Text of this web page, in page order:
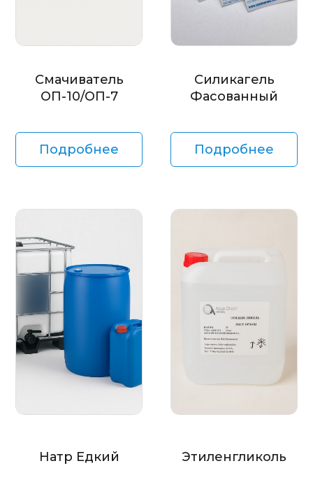
Смачиватель
ОП-10/ОП-7
Подробнее
Силикагель
Фасованный
Подробнее
Натр Едкий Этиленгликоль